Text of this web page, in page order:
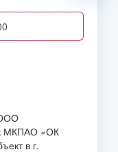
МКПАО «ОК
в г.